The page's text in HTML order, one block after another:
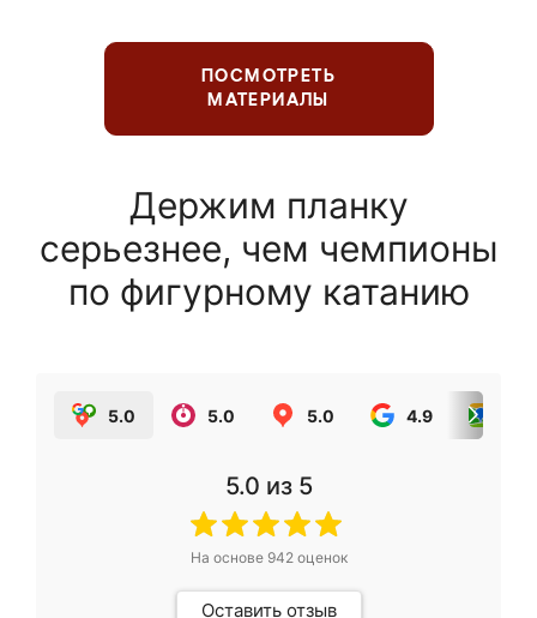
ПОСМОТРЕТЬ
МАТЕРИАЛЫ
Держим планку
серьезнее, чем чемпионы
по фигурному катанию
5.0 5.0 5.0 4.9
5.0 из 5
На основе 942оценок
Оставить отзыв